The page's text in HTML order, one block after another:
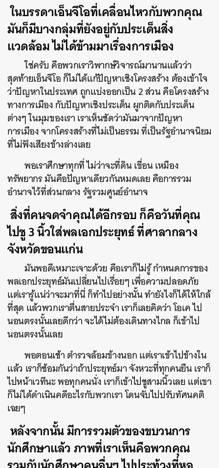
ในบรรดาเอ็นจีโอที่เคลื่อนไหวกับพวกคุณ
มันก็มีบางกลุ่มที่ยังอยู่กับประเด็นสิ่ง
แวดล้อม ไม่ได้ข้ามมาเรื่องการเมือง
ใช่ครับ คือพวกเราวิพากษ์วิจารณ์มานานแล้วว่า
สุดท้ายเอ็นจีโอ ก็ไม่ได้แก้ปัญหาเชิงโครงสร้าง ต้องเข้าใจ
ว่าปัญหาในประเทศ ถูกแบ่งออกเป็น 2 ส่วน คือโครงสร้าง
ทางการเมือง กับปัญหาเชิงประเด็น ผูกติดกับประเด็น
ต่างๆ ในมุมของเรา เราเห็นชัดว่ามันมาจากปัญหา
การเมือง จากโครงสร้างที่ไม่เป็นธรรม ที่เป็นรัฐอำนาจนิยม
ที่ไม่ฟังเสียงข้างล่างเลย
พอเราศึกษาทุกที่ ไม่ว่าจะที่ดิน เขื่อน เหมือง
ทรัพยากร มันคือปัญหาเดียวกันหมดเลย คือการรวม
อำนาจไว้ที่ส่วนกลาง รัฐรวมศูนย์อำนาจ
สิ่งที่คนจดจำคุณได้อีกรอบ ก็คือวันที่คุณ
ไปชู3 นิ้วใส่พลเอกประยุทธ์ ที่ศาลากลาง
จังหวัดขอนแก่น
มันพอดีเหมาะเจาะด้วย คือเราก็ไม่รู้ กำหนดการของ
พลเอกประยุทธ์มันเปลี่ยนไปเรื่อยๆ เพื่อความปลอดภัย
แต่เรารู้แน่ว่าจะมาที่นี่ ก็ทำไปอย่างนั้น ทำยังไงก็ได้ให้ใกล้
ที่สุด แล้วพวกเราตื่นสายประจำ เราก็เลยคิดว่า โอเค ไป
นอนตรงนั้นเลยดีกว่า จะได้ไม่ต้องเดินทางไกล ก็เข้าไป
นอนตรงนั้นเลย
พอตอนเช้า ตำรวจล้อมข้างนอก แต่เราเข้าไปข้างใน
แล้ว เราก็ซ้อมกันว่าถ้าประยุทธ์มา จังหวะที่ทุกคนยืน เราก็
ไปหน้าเวทีนะ พอทุกคนนั่ง เราก็เข้าไปชูสามนิ้วเลย แต่เขา
ก็ไม่ได้ดำเนินคดีอะไรกับพวกเรา โดนจับไปปรับทัศนคติ
เฉยๆ
หลังจากนั้น มีการรวมตัวของขบวนการ
นักศึกษาแล้ว ภาพที่เราเห็นคือพวกคุณ